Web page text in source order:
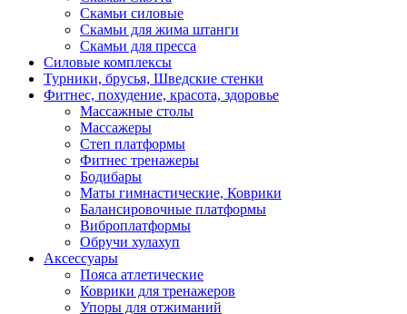
Скамьи силовые
Скамьи для жима штанги
Скамьи для пресса
Силовые комплексы
Турники, брусья, Шведские стенки
Фитнес, похудение, красота, здоровье
Массажные столы
Массажеры
Степ платформы
Фитнес тренажеры
Бодибары
Маты гимнастические, Коврики
Балансировочные платформы
Виброплатформы
Обручи хулахуп
Аксессуары
Пояса атлетические
Коврики для тренажеров
Упоры для отжиманий